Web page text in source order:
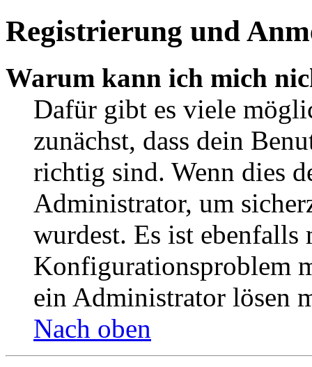
Registrierung und
Warum kann ich mich
Dafür gibt es viele
zunächst, dass dein
richtig sind. Wenn dies
Administrator, um
wurdest. Es ist ebenfalls
Konfigurationsproblem
ein Administrator lösen
Nach oben